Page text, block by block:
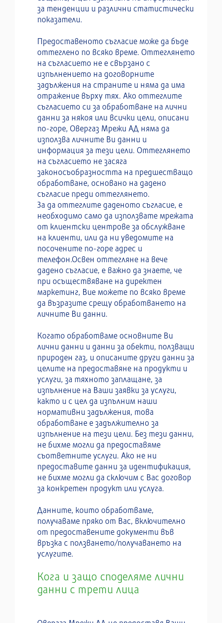
за тенденции и различни статистически
показатели.
Предоставеното съгласие може да бъде
оттеглено по всяко време. Оттеглянето
на съгласието не е свързано с
изпълнението на договорните
задължения на страните и няма да има
отражение върху тях. Ако оттеглите
съгласието си за обработване на лични
данни за някоя или всички цели, описани
по-горе, Овергаз Мрежи АД няма да
използва личните Ви данни и
информация за тези цели. Оттеглянето
на съгласието не засяга
законосъобразността на предшестващо
обработване, основано на дадено
съгласие преди оттеглянето.
За да оттеглите даденото съгласие, е
необходимо само да използвате мрежата
от клиентски центрове за обслужване
на клиенти, или да ни уведомите на
посочените по-горе адрес и
телефон.Освен оттегляне на вече
дадено съгласие, е важно да знаете, че
при осъществяване на директен
маркетинг, Вие можете по всяко време
да възразите срещу обработването на
личните Ви данни.
Когато обработваме основните Ви
лични данни и данни за обекти, ползващи
природен газ, и описаните други данни за
целите на предоставяне на продукти и
услуги, за тяхното заплащане, за
изпълнение на Ваши заявки за услуги,
както и с цел да изпълним наши
нормативни задължения, това
обработване е задължително за
изпълнение на тези цели. Без тези данни,
не бихме могли да предоставяме
съответните услуги. Ако не ни
предоставите данни за идентификация,
не бихме могли да сключим с Вас договор
за конкретен продукт или услуга.
Данните, които обработваме,
получаваме пряко от Вас, включително
от предоставените документи във
връзка с ползването/получаването на
услугите.
Кога и защо споделяме лични
данни с трети лица